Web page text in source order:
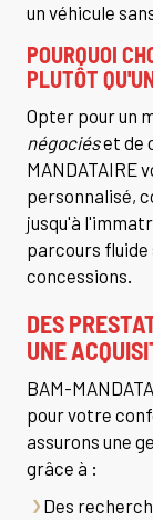
un véhicule
POURQUOI
PLUTÔT
Opter pour un
négociéset de
MANDATAIRE
personnalisé,
jusqu'à
parcours
concessions.
DES
UNE
BAM-
pour votre
assurons une
grâce à :
Des